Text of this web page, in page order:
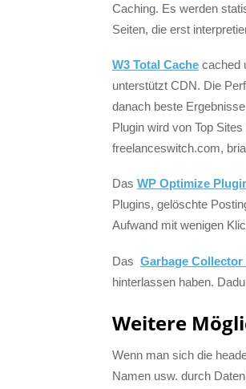
Caching. Es werden
Seiten, die erst
W3 Total Cache cached
unterstützt CDN. Die
danach beste
Plugin wird von Top
freelanceswitch.com,
Das WP Optimize
Plugins, gelöschte
Aufwand mit wenigen
Das Garbage
hinterlassen haben.
Weitere
Wenn man sich die
Namen usw. durch